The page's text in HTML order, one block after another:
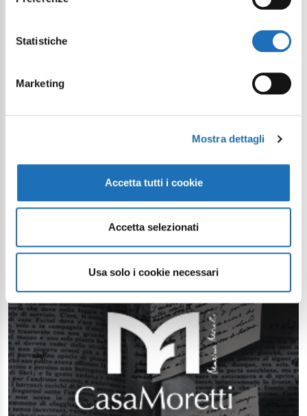
Statistiche
Marketing
Mostra dettagli
Accetta tutti i cookie
Accetta selezionati
Usa solo i cookie necessari